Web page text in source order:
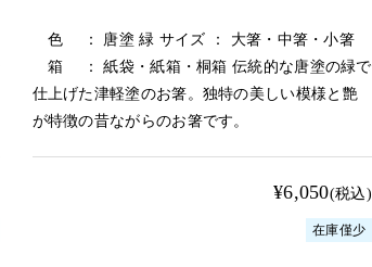
色 ： 唐塗 緑 サイズ ： 大箸・中箸・小箸
箱 ： 紙袋・紙箱・桐箱 伝統的な唐塗の緑で
仕上げた津軽塗のお箸。独特の美しい模様と艶
が特徴の昔ながらのお箸です。
¥6,050(税込)
在庫僅少